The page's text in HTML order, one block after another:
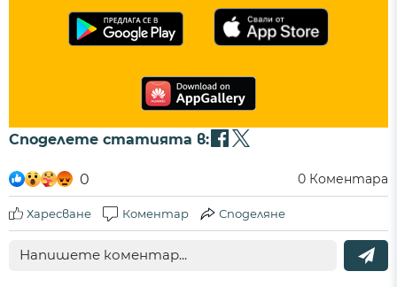
Споделете статията в:
0 0 Коментара
Харесване Коментар Споделяне